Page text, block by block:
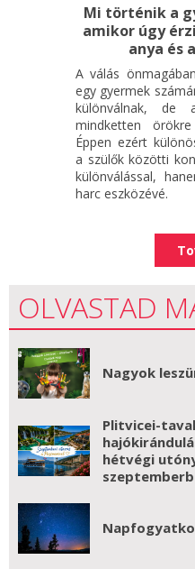
Mi történik a
amikor úgy
anya és
A válás
egy gyermek
különválnak, de
mindketten
Éppen ezért
a szülők közötti
különválással,
harc eszközévé.
OLVASTAD
Nagyok
Plitvicei-
hétvégi